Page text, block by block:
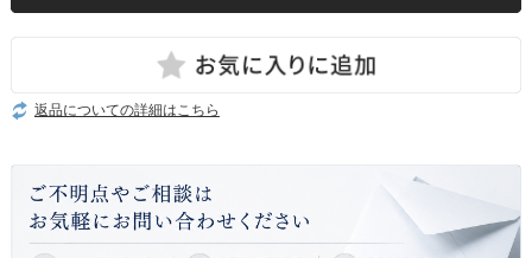
返品についての詳細はこちら